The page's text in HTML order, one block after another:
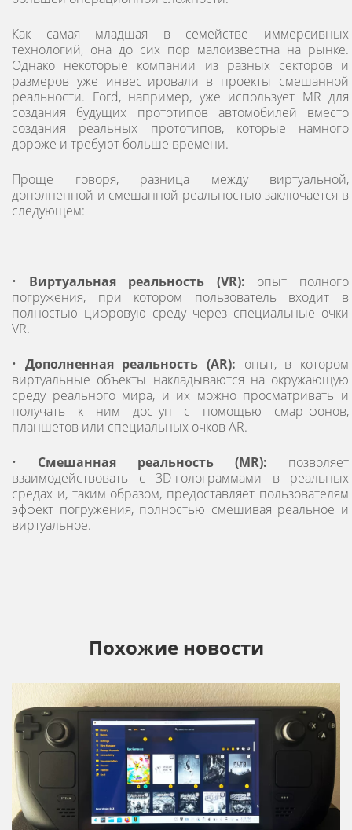
Как самая младшая в семействе иммерсивных
технологий, она до сих пор малоизвестна на рынке.
Однако некоторые компании из разных секторов и
размеров уже инвестировали в проекты смешанной
реальности. Ford, например, уже использует MR для
создания будущих прототипов автомобилей вместо
создания реальных прототипов, которые намного
дороже и требуют больше времени.
Проще говоря, разница между виртуальной,
дополненной и смешанной реальностью заключается в
следующем:
• Виртуальная реальность (VR): опыт полного
погружения, при котором пользователь входит в
полностью цифровую среду через специальные очки
VR.
• Дополненная реальность (AR): опыт, в котором
виртуальные объекты накладываются на окружающую
среду реального мира, и их можно просматривать и
получать к ним доступ с помощью смартфонов,
планшетов или специальных очков AR.
• Смешанная реальность (MR): позволяет
взаимодействовать с 3D-голограммами в реальных
средах и, таким образом, предоставляет пользователям
эффект погружения, полностью смешивая реальное и
виртуальное.
Похожие новости